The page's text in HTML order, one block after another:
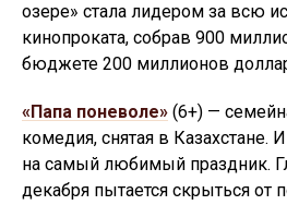
озере» стала лидером за всю
кинопроката, собрав 900
бюджете 200 миллионов
«Папа поневоле» (6+) —
комедия, снятая в Казахстане.
на самый любимый праздник.
декабря пытается скрыться от